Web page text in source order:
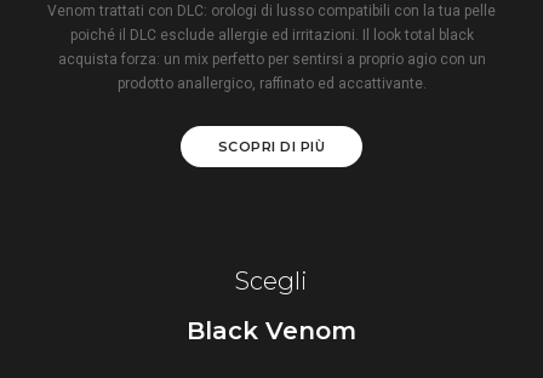
Venom trattati con DLC: orologi di lusso compatibili con la tua pelle
poiché il DLC esclude allergie ed irritazioni. Il look total black
acquista forza: un mix perfetto per sentirsi a proprio agio con un
prodotto anallergico, raffinato ed accattivante.
SCOPRI DI PIÙ
Scegli
Black Venom